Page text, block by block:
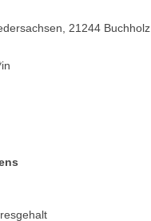
21244 Buchholz